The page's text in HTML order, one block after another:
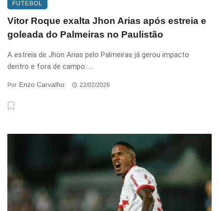
FUTEBOL
Vitor Roque exalta Jhon Arias após estreia e
goleada do Palmeiras no Paulistão
A estreia de Jhon Arias pelo Palmeiras já gerou impacto
dentro e fora de campo. ...
Por Enzo Carvalho 22/02/2026